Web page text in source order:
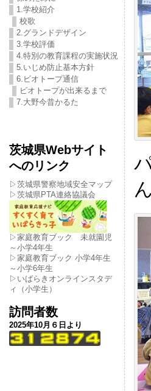
1.学校紹介
校歌
2.グランドデザイン
3.学校評価
4.特別の教育課程の実施状況
5.いじめ防止基本方針
6.ビオトープ通信
ビオトープが出来るまで
7.大野今昔かるた
茨城県Webサイト
へのリンク
▷茨城県警察地域安全マップ
▷茨城県PTA連絡協議会
▷家庭教育ブック 未就園児
～小学4年生
▷家庭教育ブック 小学4年生
～小学6年生
▷いばらきオンラインスタデ
ィ（小学生）
訪問者数
2025年10月６日より